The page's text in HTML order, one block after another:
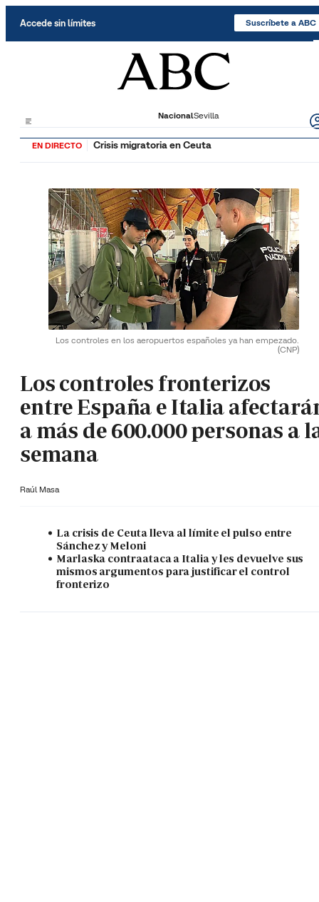
Accede sin límites Suscríbete a ABC
NacionalSevilla
EN DIRECTO Crisis migratoria en Ceuta
Los controles en los aeropuertos españoles ya han empezado.
(CNP)
Los controles fronterizos
entre España e Italia
a más de 600.000 personas a
semana
Raúl Masa
La crisis de Ceuta lleva al límite el pulso entre
Sánchez y Meloni
Marlaska contraataca a Italia y les devuelve sus
mismos argumentos para justificar el control
fronterizo